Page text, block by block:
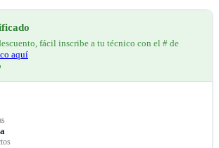
fácil inscribe a tu técnico con el # de
aquí